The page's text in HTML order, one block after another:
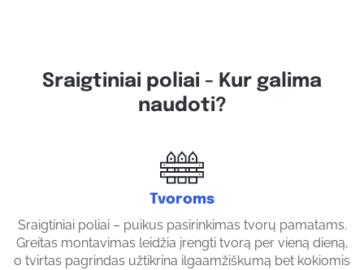
Sraigtiniai poliai - Kur galima
naudoti?
Tvoroms
Sraigtiniai poliai – puikus pasirinkimas tvorų pamatams.
Greitas montavimas leidžia įrengti tvorą per vieną dieną,
o tvirtas pagrindas užtikrina ilgaamžiškumą bet kokiomis